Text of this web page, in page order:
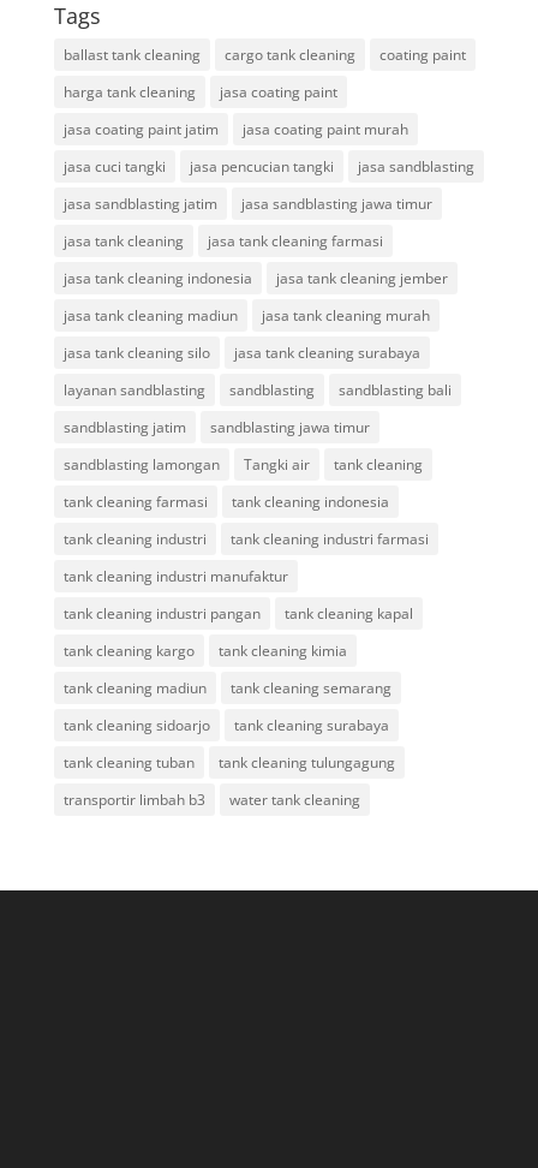
Tags
ballast tank cleaning cargo tank cleaning
coating paint
harga tank cleaning
jasa coating paint
jasa coating paint jatim
jasa coating paint murah
jasa cuci tangki
jasa pencucian tangki
jasa sandblasting
jasa sandblasting jatim
jasa sandblasting jawa timur
jasa tank cleaning
jasa tank cleaning farmasi
jasa tank cleaning indonesia
jasa tank cleaning jember
jasa tank cleaning madiun
jasa tank cleaning murah
jasa tank cleaning silo
jasa tank cleaning surabaya
layanan sandblasting
sandblasting
sandblasting bali
sandblasting jatim
sandblasting jawa timur
sandblasting lamongan
Tangki air
tank cleaning
tank cleaning farmasi
tank cleaning indonesia
tank cleaning industri
tank cleaning industri farmasi
tank cleaning industri manufaktur
tank cleaning industri pangan
tank cleaning kapal
tank cleaning kargo
tank cleaning kimia
tank cleaning madiun
tank cleaning semarang
tank cleaning sidoarjo
tank cleaning surabaya
tank cleaning tuban
tank cleaning tulungagung
transportir limbah b3
water tank cleaning